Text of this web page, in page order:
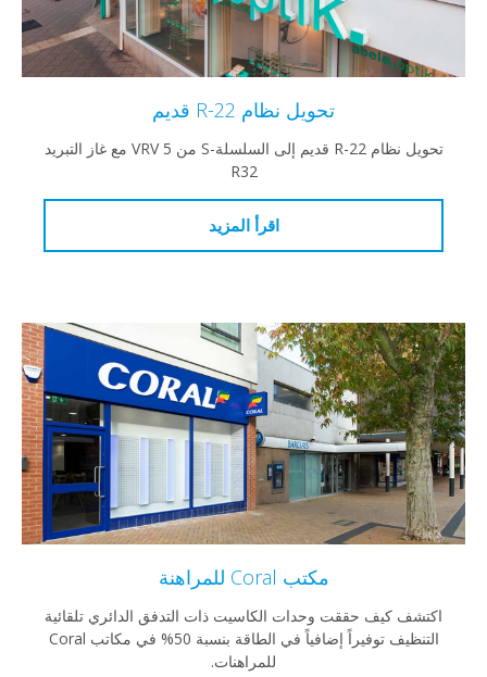
تحويل نظام R-22 قديم
تحويل نظام R-22 قديم إلى السلسلة-S من VRV 5 مع غاز التبريد
اقرأ المزيد
مكتب Coral للمراهنة
اكتشف كيف حققت وحدات الكاسيت ذات التدفق الدائري تلقائية
التنظيف توفيراً إضافياً في الطاقة بنسبة 50% في مكاتب Coral
للمراهنات.